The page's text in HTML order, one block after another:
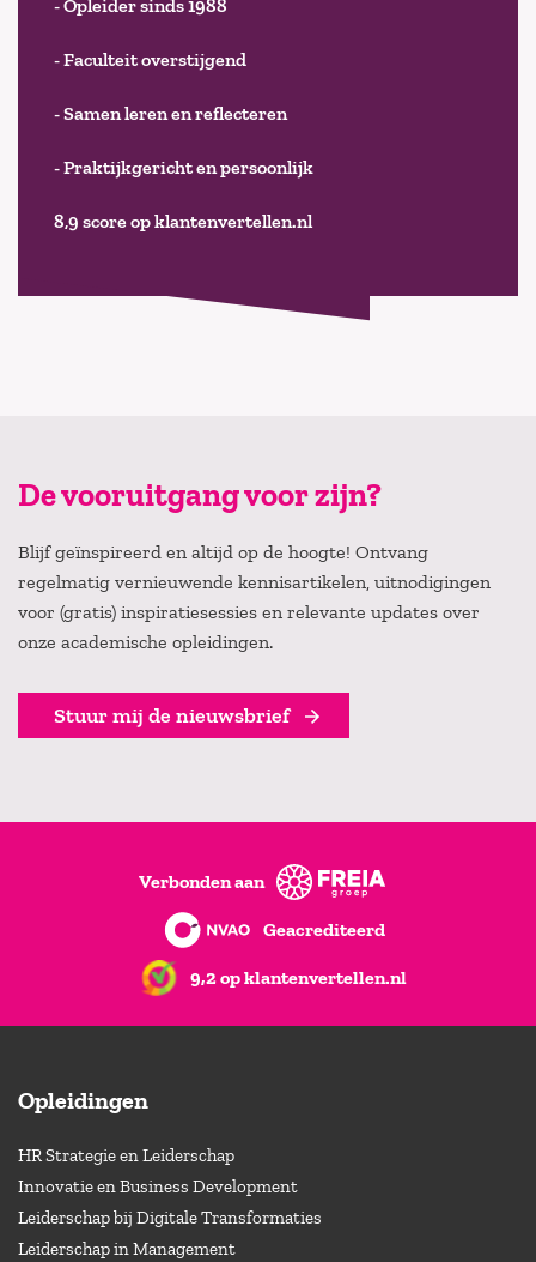
- Opleider sinds 1988
- Faculteit overstijgend
- Samen leren en reflecteren
- Praktijkgericht en persoonlijk
8,9 score op klantenvertellen.nl
De vooruitgang voor zijn?
Blijf geïnspireerd en altijd op de hoogte! Ontvang
regelmatig vernieuwende kennisartikelen, uitnodigingen
voor (gratis) inspiratiesessies en relevante updates over
onze academische opleidingen.
Stuur mij de nieuwsbrief
Verbonden aan
Geacrediteerd
9,2 op klantenvertellen.nl
Opleidingen
HR Strategie en Leiderschap
Innovatie en Business Development
Leiderschap bij Digitale Transformaties
Leiderschap in Management